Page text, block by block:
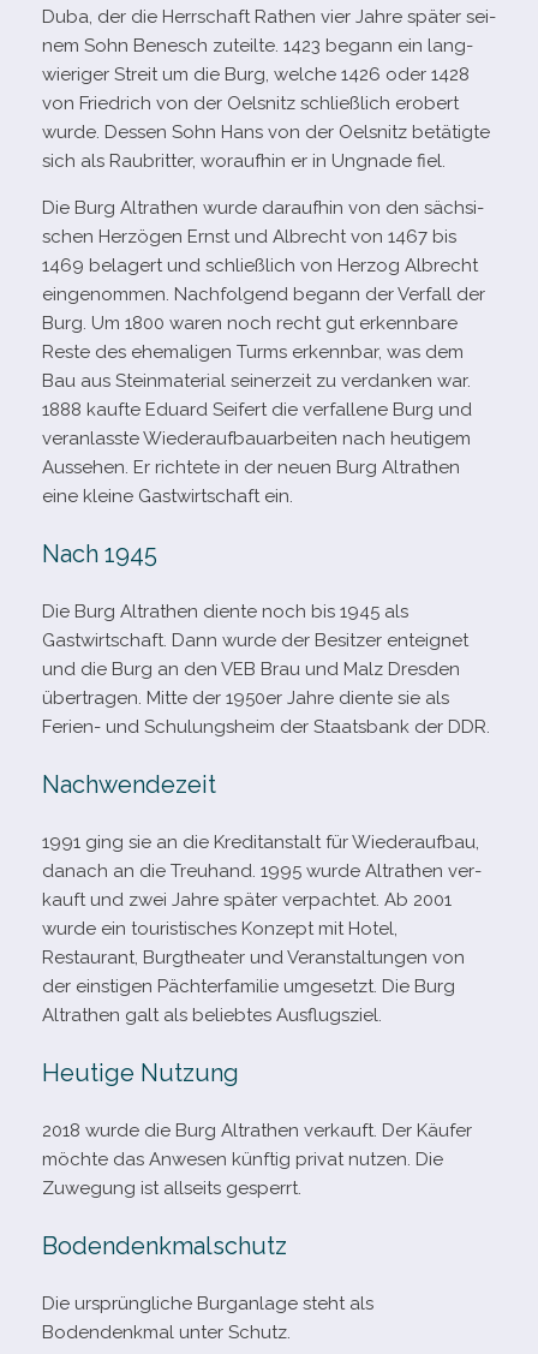
Duba, der die Herrschaft Rathen vier Jahre spä­ter sei­
nem Sohn Benesch zuteilte. 1423 begann ein lang­
wie­ri­ger Streit um die Burg, wel­che 1426 oder 1428
von Friedrich von der Oelsnitz schließ­lich erobert
wurde. Dessen Sohn Hans von der Oelsnitz betä­tigte
sich als Raubritter, wor­auf­hin er in Ungnade fiel.
Die Burg Altrathen wurde dar­auf­hin von den säch­si­
schen Herzögen Ernst und Albrecht von 1467 bis
1469 bela­gert und schließ­lich von Herzog Albrecht
ein­ge­nom­men. Nachfolgend begann der Verfall der
Burg. Um 1800 waren noch recht gut erkenn­bare
Reste des ehe­ma­li­gen Turms erkenn­bar, was dem
Bau aus Steinmaterial sei­ner­zeit zu ver­dan­ken war.
1888 kaufte Eduard Seifert die ver­fal­lene Burg und
ver­an­lasste Wiederaufbauarbeiten nach heu­ti­gem
Aussehen. Er rich­tete in der neuen Burg Altrathen
eine kleine Gastwirtschaft ein.
Nach 1945
Die Burg Altrathen diente noch bis 1945 als
Gastwirtschaft. Dann wurde der Besitzer ent­eig­net
und die Burg an den VEB Brau und Malz Dresden
über­tra­gen. Mitte der 1950er Jahre diente sie als
Ferien- und Schulungsheim der Staatsbank der DDR.
Nachwendezeit
1991 ging sie an die Kreditanstalt für Wiederaufbau,
danach an die Treuhand. 1995 wurde Altrathen ver­
kauft und zwei Jahre spä­ter ver­pach­tet. Ab 2001
wurde ein tou­ris­ti­sches Konzept mit Hotel,
Restaurant, Burgtheater und Veranstaltungen von
der eins­ti­gen Pächterfamilie umge­setzt. Die Burg
Altrathen galt als belieb­tes Ausflugsziel.
Heutige Nutzung
2018 wurde die Burg Altrathen ver­kauft. Der Käufer
möchte das Anwesen künf­tig pri­vat nut­zen. Die
Zuwegung ist all­seits gesperrt.
Bodendenkmalschutz
Die ursprüng­li­che Burganlage steht als
Bodendenkmal unter Schutz.